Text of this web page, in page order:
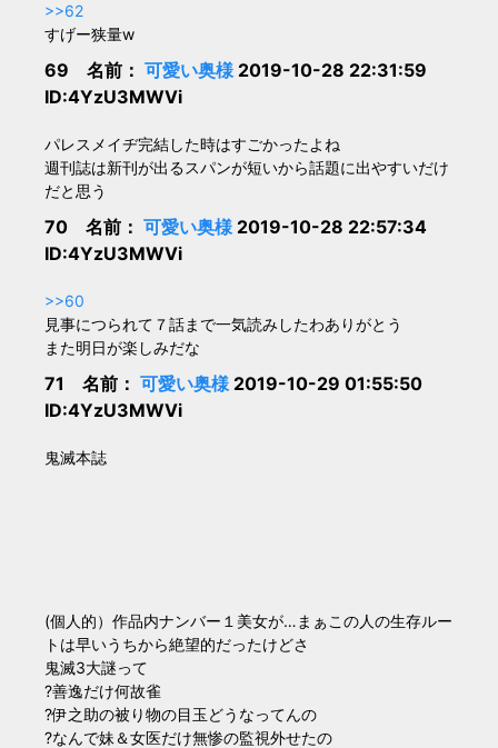
>>62
すげー狭量w
69 名前： 可愛い奥様2019-10-28 22:31:59
ID:4YzU3MWVi
パレスメイヂ完結した時はすごかったよね
週刊誌は新刊が出るスパンが短いから話題に出やすいだけ
だと思う
70 名前： 可愛い奥様2019-10-28 22:57:34
ID:4YzU3MWVi
>>60
見事につられて７話まで一気読みしたわありがとう
また明日が楽しみだな
71 名前： 可愛い奥様2019-10-29 01:55:50
ID:4YzU3MWVi
鬼滅本誌
(個人的）作品内ナンバー１美女が…まぁこの人の生存ルー
トは早いうちから絶望的だったけどさ
鬼滅3大謎って
?善逸だけ何故雀
?伊之助の被り物の目玉どうなってんの
?なんで妹＆女医だけ無惨の監視外せたの